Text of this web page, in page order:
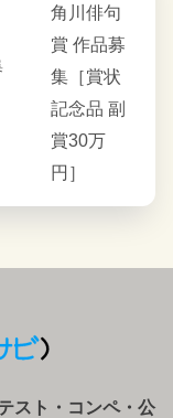
スト・コンペ・ 公